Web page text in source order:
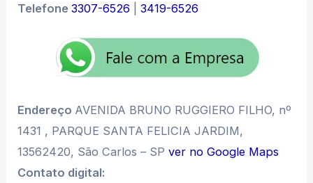
Telefone3307-6526 |3419-6526
Endereço AVENIDA BRUNO RUGGIERO FILHO, nº
1431 , PARQUE SANTA FELICIA JARDIM,
13562420, São Carlos – SPver no Google Maps
Contato digital: